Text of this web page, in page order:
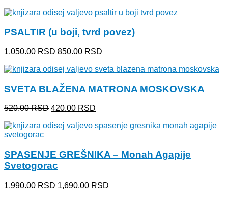
je
650.00 RSD.
je:
PSALTIR (u boji, tvrd povez)
1,050.00RSD Originalna
je
1,050.00 RSD.
850.00 RSD
je:
SVETA BLAŽENA MATRONA MOSKOVSKA
520.00RSD Originalna
je
420.00 RSD
je:
SPASENJE GREŠNIKA – Monah Agapije
Svetogorac
1,990.00RSD Originalna
1,690.00 RSD